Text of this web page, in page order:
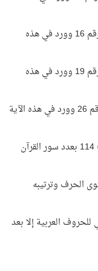
حرف الطاء ترتيبه في قائمة الحروف الهجائية رقم 16 وورد في هذه
حرف الغين ترتيبه في قائمة الحروف الهجائية رقم 19 وورد في هذه
حرف الهاء ترتيبه في قائمة الحروف الهجائية رقم 26 وورد في هذه الآية
مجموع الترتيب الهجائي لهذه الأحرف التسعة = 114 بعدد سور القرآن
الحرف وترتيبه
العربية إلا بعد